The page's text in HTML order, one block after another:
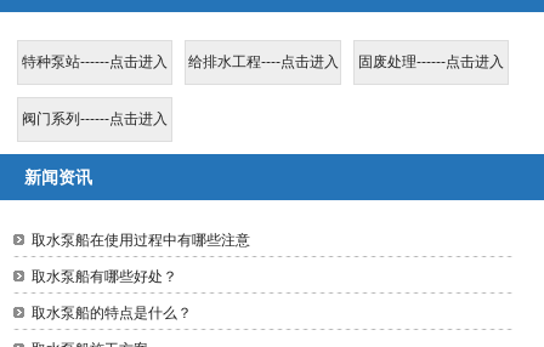
特种泵站------点击进入 给排水工程----点击进入 固废处理------点击进入
阀门系列------点击进入
新闻资讯
取水泵船在使用过程中有哪些注意
取水泵船有哪些好处？
取水泵船的特点是什么？